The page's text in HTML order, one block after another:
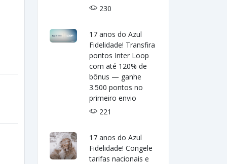
230
17 anos do Azul
Fidelidade! Transfira
pontos Inter Loop
com até 120% de
bônus — ganhe
3.500 pontos no
primeiro envio
221
17 anos do Azul
Fidelidade! Congele
tarifas nacionais e